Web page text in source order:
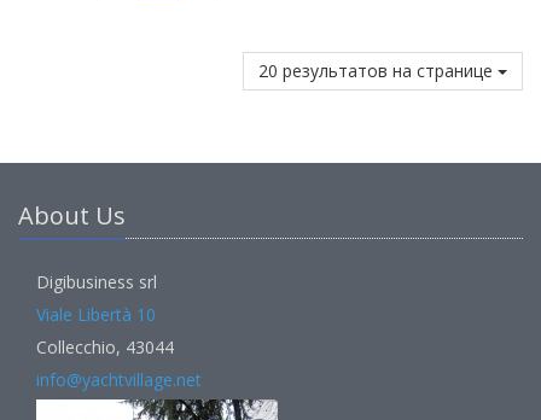
20 результатов на странице
About Us
Digibusiness srl
Viale Libertà 10
Collecchio, 43044
info@yachtvillage.net